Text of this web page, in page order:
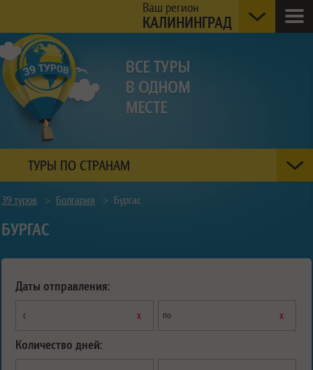
Ваш регион
КАЛИНИНГРАД
ТУРЫ ПО СТРАНАМ
39 туров > Болгария > Бургас
БУРГАС
Даты отправления:
с х по х
Количество дней: